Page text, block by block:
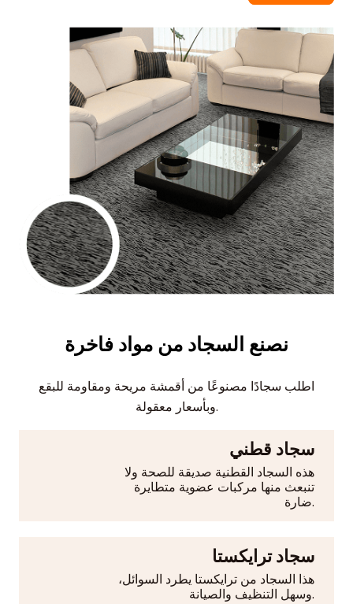
نصنع السجاد من مواد فاخرة
اطلب سجادًا مصنوعًا من أقمشة مريحة ومقاومة للبقع
وبأسعار معقولة.
سجاد قطني
هذه السجاد القطنية صديقة للصحة ولا
تنبعث منها مركبات عضوية متطايرة
ضارة.
سجاد ترايكستا
هذا السجاد من ترايكستا يطرد السوائل،
وسهل التنظيف والصيانة.